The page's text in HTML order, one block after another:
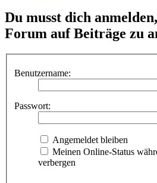
Du musst dich
Forum auf Beiträge zu
Benutzername:
Passwort:
Angemeldet bleiben
Meinen Online-Status
verbergen